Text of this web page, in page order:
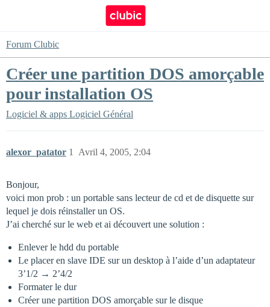
Forum Clubic
Créer une partition DOS amorçable
pour installation OS
Logiciel & apps Logiciel Général
alexor_patator Avril 4, 2005, 2:04
1
Bonjour,
voici mon prob : un portable sans lecteur de cd et de disquette sur
lequel je dois réinstaller un OS.
J’ai cherché sur le web et ai découvert une solution :
Enlever le hdd du portable
Le placer en slave IDE sur un desktop à l’aide d’un adaptateur
3’1/2 → 2’4/2
Formater le dur
Créer une partition DOS amorçable sur le disque